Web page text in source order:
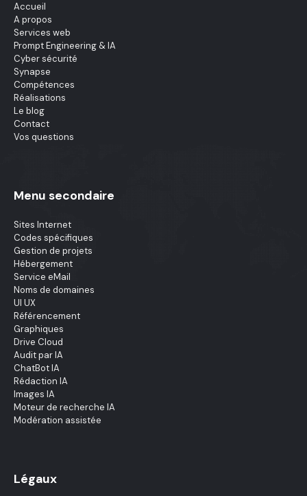
Accueil
A propos
Services web
Prompt Engineering & IA
Cyber sécurité
Synapse
Compétences
Réalisations
Le blog
Contact
Vos questions
Menu secondaire
Sites Internet
Codes spécifiques
Gestion de projets
Hébergement
Service eMail
Noms de domaines
UI UX
Référencement
Graphiques
Drive Cloud
Audit par IA
ChatBot IA
Rédaction IA
Images IA
Moteur de recherche IA
Modération assistée
Légaux